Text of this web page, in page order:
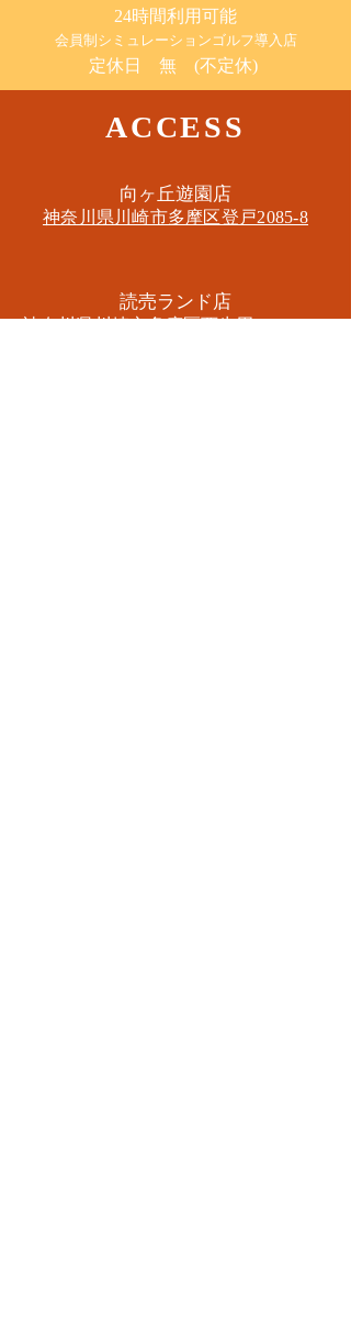
24時間利用可能
​会員制シミュレーションゴルフ導入店
定休日 無 (不定休)
ACCESS
​向ヶ丘遊園店
神奈川県川崎市多摩区​登戸2085-8
​読売ランド店
神奈川県川崎市多摩区​西生田3-9-22 B1